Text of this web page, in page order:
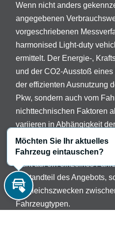
Wenn nicht anders
angegebenen
vorgeschriebenen
harmonised Light-duty
ermittelt. Der Energie-,
und der CO2-Ausstoß
der effizienten Ausnutzung
Pkw, sondern auch vom
nichttechnischen Faktoren
variieren in Abhängigkeit
Sonderausstattungen.
Verbrauchsangaben: Die
nicht auf ein einzelnes
Bestandteil des Angebots,
Vergleichszwecken
Fahrzeugtypen.
Inzahlungnahme
Möchten Sie Ihr aktuelles
Fahrzeug eintauschen?